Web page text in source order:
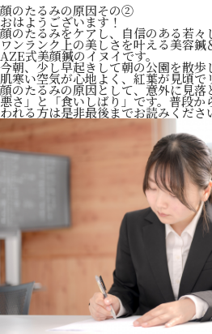
顔のたるみの原因その②
おはようございます！
顔のたるみをケアし、自信のある若
ワンランク上の美しさを叶える美容鍼
AZE式美顔鍼のイヌイです。
今朝、少し早起きして朝の公園を散歩
肌寒い空気が心地よく、紅葉が見頃で
顔のたるみの原因として、意外に見落
悪さ」と「食いしばり」です。普段
われる方は是非最後までお読みくださ